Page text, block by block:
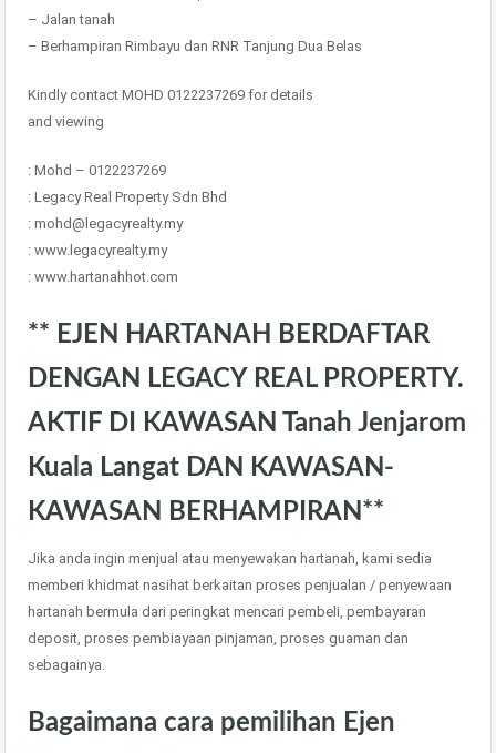
– Jalan tanah
– Berhampiran Rimbayu dan RNR Tanjung Dua Belas
Kindly contact MOHD 0122237269 for details
and viewing
: Mohd – 0122237269
: Legacy Real Property Sdn Bhd
: mohd@legacyrealty.my
: www.legacyrealty.my
: www.hartanahhot.com
** EJEN HARTANAH BERDAFTAR
DENGAN LEGACY REAL PROPERTY.
AKTIF DI KAWASAN Tanah Jenjarom
Kuala Langat DAN KAWASAN-
KAWASAN BERHAMPIRAN**
Jika anda ingin menjual atau menyewakan hartanah, kami sedia
memberi khidmat nasihat berkaitan proses penjualan / penyewaan
hartanah bermula dari peringkat mencari pembeli, pembayaran
deposit, proses pembiayaan pinjaman, proses guaman dan
sebagainya.
Bagaimana cara pemilihan Ejen